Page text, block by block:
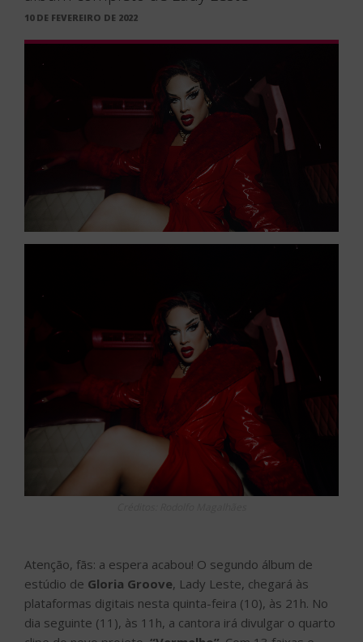
PUBLICADO
10 DE FEVEREIRO DE 2022
Atenção, fãs: a espera acabou! O segundo álbum de
estúdio de Gloria Groove, Lady Leste, chegará às
plataformas digitais nesta quinta-feira (10), às 21h. No
dia seguinte (11), às 11h, a cantora irá divulgar o quarto